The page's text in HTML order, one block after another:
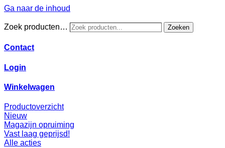
Ga naar de inhoud
Zoek producten… Zoeken
Contact
Login
Winkelwagen
Productoverzicht
Nieuw
Magazijn opruiming
Vast laag geprijsd!
Alle acties